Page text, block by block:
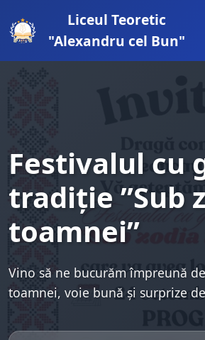
Liceul Teoretic
"Alexandru cel Bun"
Festivalul cu
tradiție ”Sub
toamnei”
Vino să ne bucurăm împreună
toamnei, voie bună și surprize